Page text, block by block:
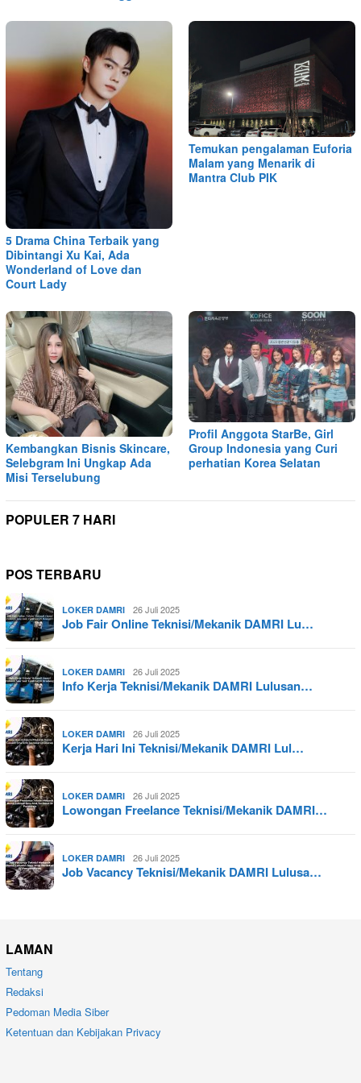
5 Drama China Terbaik yang
Dibintangi Xu Kai, Ada
Wonderland of Love dan
Court Lady
Temukan pengalaman Euforia
Malam yang Menarik di
Mantra Club PIK
Kembangkan Bisnis Skincare,
Selebgram Ini Ungkap Ada
Misi Terselubung
Profil Anggota StarBe, Girl
Group Indonesia yang Curi
perhatian Korea Selatan
POPULER 7 HARI
POS TERBARU
LOKER DAMRI 26 Juli 2025
Job Fair Online Teknisi/Mekanik DAMRI Lu…
LOKER DAMRI 26 Juli 2025
Info Kerja Teknisi/Mekanik DAMRI Lulusan…
LOKER DAMRI 26 Juli 2025
Kerja Hari Ini Teknisi/Mekanik DAMRI Lul…
LOKER DAMRI 26 Juli 2025
Lowongan Freelance Teknisi/Mekanik DAMRI…
LOKER DAMRI 26 Juli 2025
Job Vacancy Teknisi/Mekanik DAMRI Lulusa…
LAMAN
Tentang
Redaksi
Pedoman Media Siber
Ketentuan dan Kebijakan Privacy